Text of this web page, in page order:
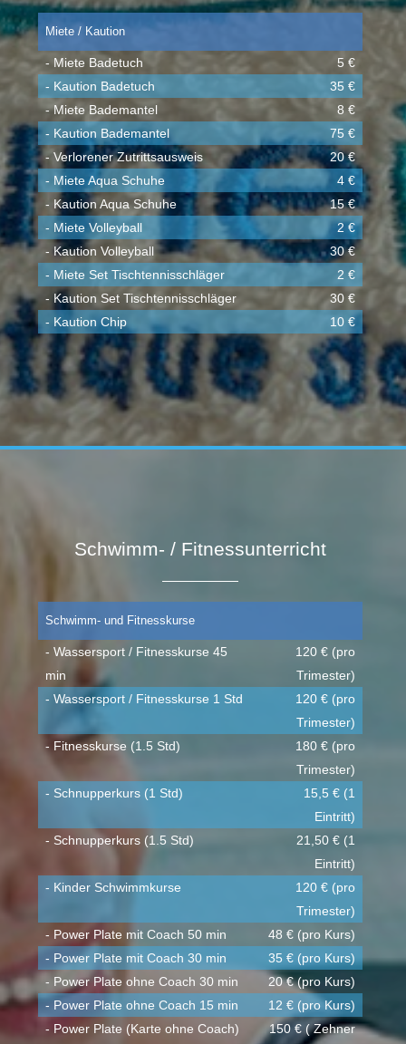
Miete / Kaution
- Miete Badetuch
5 €
- Kaution Badetuch
35 €
- Miete Bademantel
8 €
- Kaution Bademantel
75 €
- Verlorener Zutrittsausweis
20 €
- Miete Aqua Schuhe
4 €
- Kaution Aqua Schuhe
15 €
- Miete Volleyball
2 €
- Kaution Volleyball
30 €
- Miete Set Tischtennisschläger
2 €
- Kaution Set Tischtennisschläger
30 €
- Kaution Chip
10 €
Schwimm- / Fitnessunterricht
Schwimm- und Fitnesskurse
- Wassersport / Fitnesskurse 45
min
120 € (pro
Trimester)
- Wassersport / Fitnesskurse 1 Std
120 € (pro
Trimester)
- Fitnesskurse (1.5 Std)
180 € (pro
Trimester)
- Schnupperkurs (1 Std)
15,5 € (1
Eintritt)
- Schnupperkurs (1.5 Std)
21,50 € (1
Eintritt)
- Kinder Schwimmkurse
120 € (pro
Trimester)
- Power Plate mit Coach 50 min
48 € (pro Kurs)
- Power Plate mit Coach 30 min
35 € (pro Kurs)
- Power Plate ohne Coach 30 min
20 € (pro Kurs)
- Power Plate ohne Coach 15 min
12 € (pro Kurs)
- Power Plate (Karte ohne Coach)
150 € ( Zehner